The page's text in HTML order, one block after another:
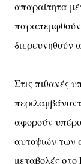
απαραίτητα
παραπεμφθούν
διερευνηθούν
Στις πιθανές
αφορούν
αυτοψιών των
μεταβολές